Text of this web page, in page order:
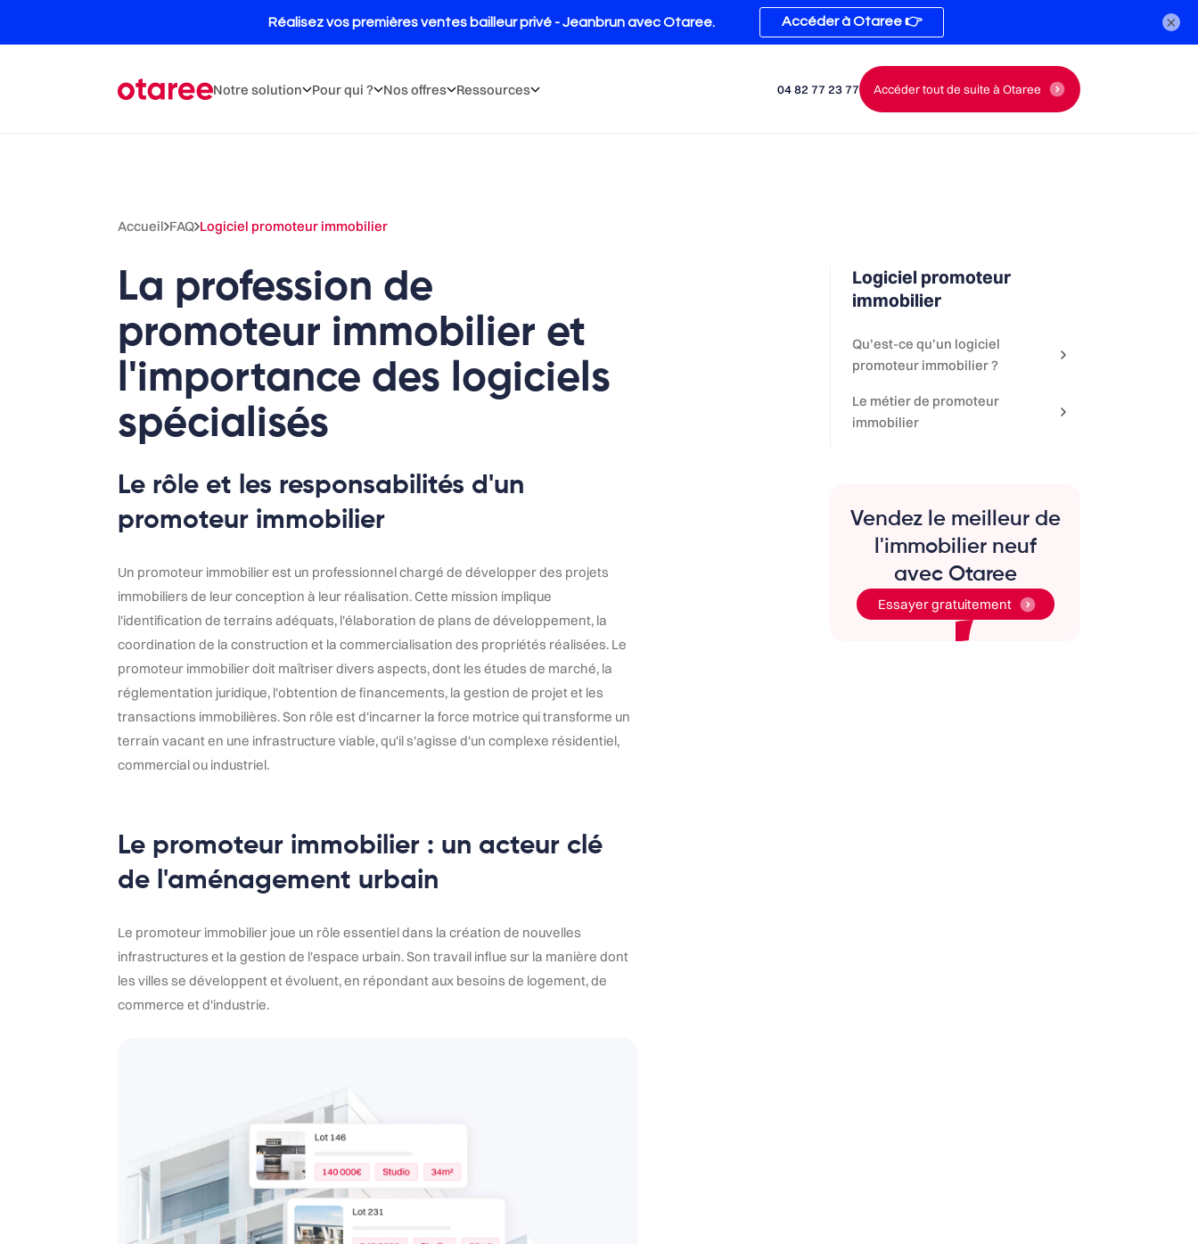
Notre solution Pour qui ? Nos offres Ressources 04 82 77 23 77 Accéder tout de suite à Otaree
Accueil FAQ Logiciel promoteur immobilier
La profession de
promoteur immobilier et
l'importance des logiciels
spécialisés
Le rôle et les responsabilités d'un
promoteur immobilier
Un promoteur immobilier est un professionnel chargé de développer des projets
immobiliers de leur conception à leur réalisation. Cette mission implique
l'identification de terrains adéquats, l'élaboration de plans de développement, la
coordination de la construction et la commercialisation des propriétés réalisées. Le
promoteur immobilier doit maîtriser divers aspects, dont les études de marché, la
réglementation juridique, l'obtention de financements, la gestion de projet et les
transactions immobilières. Son rôle est d'incarner la force motrice qui transforme un
terrain vacant en une infrastructure viable, qu'il s'agisse d'un complexe résidentiel,
commercial ou industriel.
Le promoteur immobilier : un acteur clé
de l'aménagement urbain
Le promoteur immobilier joue un rôle essentiel dans la création de nouvelles
infrastructures et la gestion de l'espace urbain. Son travail influe sur la manière dont
les villes se développent et évoluent, en répondant aux besoins de logement, de
commerce et d'industrie.
Logiciel promoteur
immobilier
Qu’est-ce qu’un logiciel
promoteur immobilier ?
Le métier de promoteur
immobilier
Vendez le meilleur de
l'immobilier neuf
avec Otaree
Essayer gratuitement
×